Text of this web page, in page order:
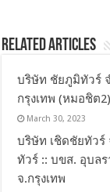
Related Articles
บริษัท ชัยภูมิทัวร์
กรุงเทพ (หมอชิต
March 30, 2023
บริษัท เชิดชัยทัว
ทัวร์ :: บขส. อุบล
จ.กรุงเทพ